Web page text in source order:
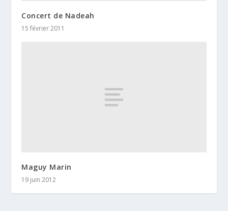
Concert de Nadeah
15 février 2011
Maguy Marin
19 juin 2012